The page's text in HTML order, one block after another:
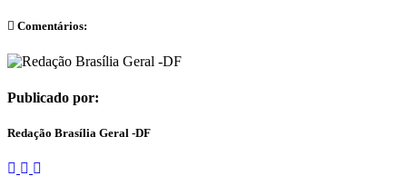
Comentários:
Publicado por:
Redação Brasília Geral -DF